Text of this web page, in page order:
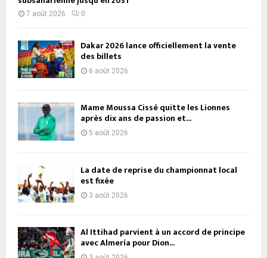
7 août 2026 0
Dakar 2026 lance officiellement la vente
des billets
6 août 2026
Mame Moussa Cissé quitte les Lionnes
après dix ans de passion et...
5 août 2026
La date de reprise du championnat local
est fixée
3 août 2026
Al Ittihad parvient à un accord de principe
avec Almería pour Dion...